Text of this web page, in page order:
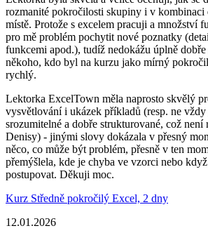
rozmanité pokročilosti skupiny i v kombinaci
místě. Protože s excelem pracuji a množství
pro mě problém pochytit nové poznatky
funkcemi apod.), tudíž nedokážu úplně
někoho, kdo byl na kurzu jako mírný
rychlý.
Lektorka ExcelTown měla naprosto skvělý
vysvětlování i ukázek příkladů (resp. ne
srozumitelné a dobře strukturované, což není
Denisy) - jinými slovy dokázala v přesný
něco, co může být problém, přesně v ten
přemýšlela, kde je chyba ve vzorci nebo
postupovat. Děkuji moc.
Kurz Středně pokročilý Excel, 2 dny
12.01.2026